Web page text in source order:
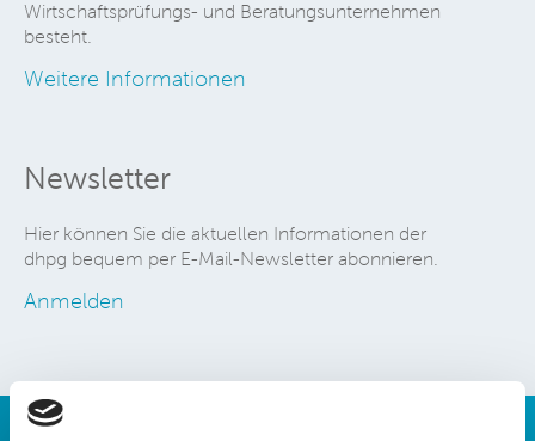
Wirtschaftsprüfungs- und Beratungsunternehmen
besteht.
Weitere Informationen
Newsletter
Hier können Sie die aktuellen Informationen der
dhpg bequem per E-Mail-Newsletter abonnieren.
Anmelden